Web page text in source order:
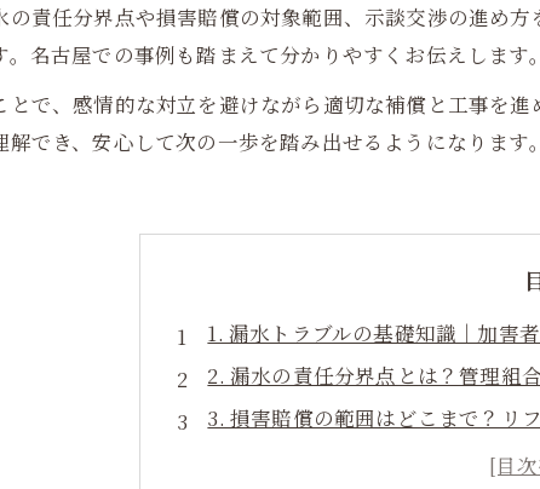
の責任分界点や損害賠償の対象範囲、示談交渉の進め
名古屋での事例も踏まえて分かりやすくお伝えします。
とで、感情的な対立を避けながら適切な補償と工事を
でき、安心して次の一歩を踏み出せるようになります。
1. 漏水トラブルの基礎知識｜加害
2. 漏水の責任分界点とは？管理組
3. 損害賠償の範囲はどこまで？リ
4. 漏水によるカビ被害のリスクと